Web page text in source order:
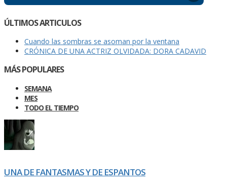
ÚLTIMOS ARTICULOS
Cuando las sombras se asoman por la ventana
CRÓNICA DE UNA ACTRIZ OLVIDADA: DORA CADAVID
MÁS POPULARES
SEMANA
MES
TODO EL TIEMPO
UNA DE FANTASMAS Y DE ESPANTOS